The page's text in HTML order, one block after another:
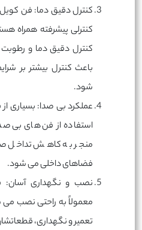
کنترل دقیق دما: فن
کنترلی پیشرفته همراه
کنترل دقیق دما و
باعث کنترل بیشتر بر
شود.
عملکرد بی صدا: بسیاری
استفاده از فن های بی
منجر به کاهش تداخل
فضاهای داخلی می شود.
نصب و نگهداری
معمولاً به راحتی نصب می
تعمیر و نگهداری،